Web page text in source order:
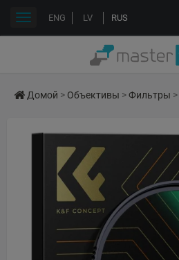
ENG LV RUS
Переключить
Домой > Объективы >Фильтры >